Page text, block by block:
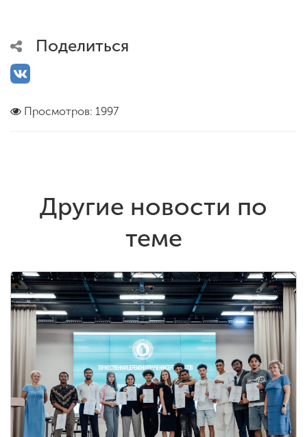
Поделиться
Просмотров: 1997
Другие новости по
теме